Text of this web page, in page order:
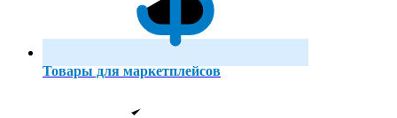
Товары для маркетплейсов